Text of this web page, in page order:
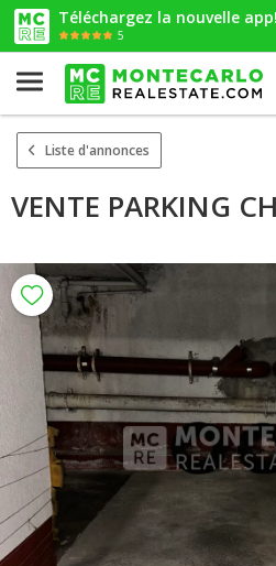
Téléchargez la nouvelle app!
5
Liste d'annonces
VENTE PARKING